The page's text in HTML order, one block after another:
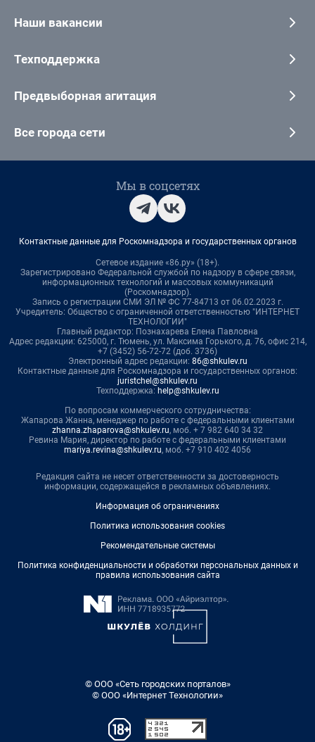
Наши вакансии
Техподдержка
Предвыборная агитация
Все города сети
Мы в соцсетях
Контактные данные для Роскомнадзора и государственных органов
Сетевое издание «86.ру» (18+).
Зарегистрировано Федеральной службой по надзору в сфере связи,
информационных технологий и массовых коммуникаций
(Роскомнадзор).
Запись о регистрации СМИ ЭЛ № ФС 77-84713 от 06.02.2023 г.
Учредитель: Общество с ограниченной ответственностью "ИНТЕРНЕТ
ТЕХНОЛОГИИ"
Главный редактор: Познахарева Елена Павловна
Адрес редакции: 625000, г. Тюмень, ул. Максима Горького, д. 76, офис 214,
+7 (3452) 56-72-72 (доб. 3736)
Электронный адрес редакции: 86@shkulev.ru
Контактные данные для Роскомнадзора и государственных органов:
juristchel@shkulev.ru
Техподдержка: help@shkulev.ru
По вопросам коммерческого сотрудничества:
Жапарова Жанна, менеджер по работе с федеральными клиентами
zhanna.zhaparova@shkulev.ru, моб. + 7 982 640 34 32
Ревина Мария, директор по работе с федеральными клиентами
mariya.revina@shkulev.ru, моб. +7 910 402 4056
Редакция сайта не несет ответственности за достоверность
информации, содержащейся в рекламных объявлениях.
Информация об ограничениях
Политика использования cookies
Рекомендательные системы
Политика конфиденциальности и обработки персональных данных и
правила использования сайта
© ООО «Сеть городских порталов»
© ООО «Интернет Технологии»